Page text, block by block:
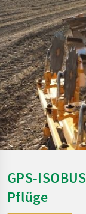
GPS-
Pflüge